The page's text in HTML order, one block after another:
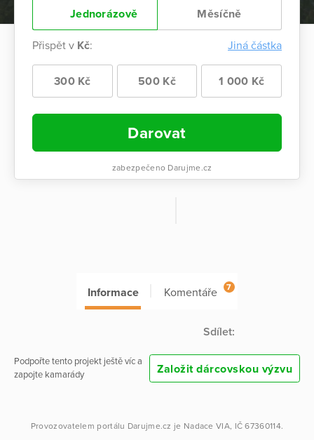
Jednorázově Měsíčně
Přispět v Kč: Jiná částka
300 Kč 500 Kč 1 000 Kč
Darovat
zabezpečeno Darujme.cz
Informace Komentáře 7
Sdílet:
Podpořte tento projekt ještě víc a
zapojte kamarády
Založit dárcovskou výzvu
Provozovatelem portálu Darujme.cz je Nadace VIA, IČ 67360114.